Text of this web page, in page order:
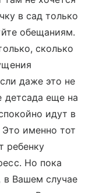
в сад только
обещаниям.
сколько
даже это не
детсада еще на
идут в
именно тот
ребенку
Но пока
Вашем случае